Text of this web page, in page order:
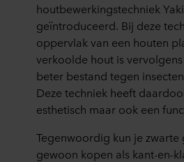
houtbewerkingstechniek
geïntroduceerd. Bij deze
oppervlak van een houten
verkoolde hout is
beter bestand tegen
Deze techniek heeft
esthetisch maar ook een
Tegenwoordig kun je
gewoon kopen als kant-en-